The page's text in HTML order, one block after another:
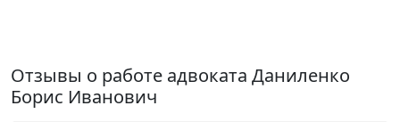
Отзывы о работе адвоката Даниленко
Борис Иванович